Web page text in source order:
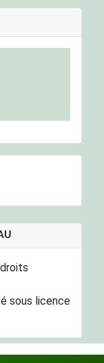
sous licence